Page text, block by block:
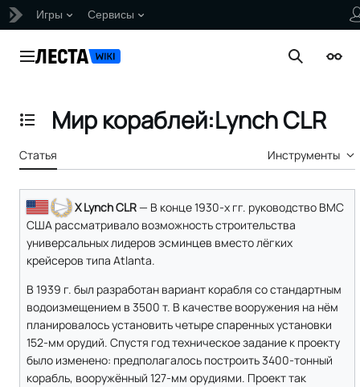
Игры Сервисы
Главное меню Поиск
Отобразить/Скрыть содержание
Мир кораблей:Lynch CLR
Статья Инструменты
X Lynch CLR— В конце 1930-х гг. руководство ВМС
США рассматривало возможность строительства
универсальных лидеров эсминцев вместо лёгких
крейсеров типа Atlanta.
В 1939 г. был разработан вариант корабля со стандартным
водоизмещением в 3500 т. В качестве вооружения на нём
планировалось установить четыре спаренных установки
152-мм орудий. Спустя год техническое задание к проекту
было изменено: предполагалось построить 3400-тонный
корабль, вооружённый 127-мм орудиями. Проект так